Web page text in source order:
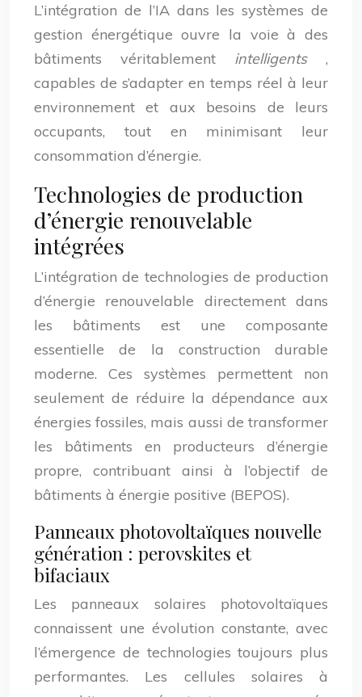
L’intégration de l’IA dans les systèmes de
gestion énergétique ouvre la voie à des
bâtiments véritablement intelligents ,
capables de s’adapter en temps réel à leur
environnement et aux besoins de leurs
occupants, tout en minimisant leur
consommation d’énergie.
Technologies de production
d’énergie renouvelable
intégrées
L’intégration de technologies de production
d’énergie renouvelable directement dans
les bâtiments est une composante
essentielle de la construction durable
moderne. Ces systèmes permettent non
seulement de réduire la dépendance aux
énergies fossiles, mais aussi de transformer
les bâtiments en producteurs d’énergie
propre, contribuant ainsi à l’objectif de
bâtiments à énergie positive (BEPOS).
Panneaux photovoltaïques nouvelle
génération : perovskites et
bifaciaux
Les panneaux solaires photovoltaïques
connaissent une évolution constante, avec
l’émergence de technologies toujours plus
performantes. Les cellules solaires à